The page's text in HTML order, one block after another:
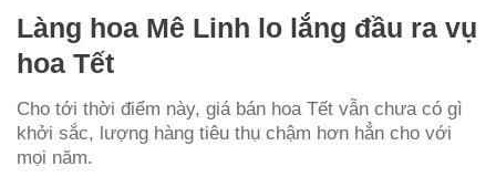
Làng hoa Mê Linh lo lắng đầu ra vụ
hoa Tết
Cho tới thời điểm này, giá bán hoa Tết vẫn chưa có gì
khởi sắc, lượng hàng tiêu thụ chậm hơn hẳn cho với
mọi năm.